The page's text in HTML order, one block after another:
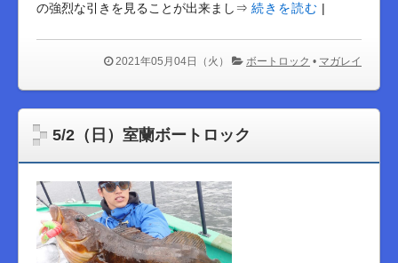
の強烈な引きを見ることが出来まし⇒ 続きを読む |
2021年05月04日（火） ボートロック • マガレイ
5/2（日）室蘭ボートロック